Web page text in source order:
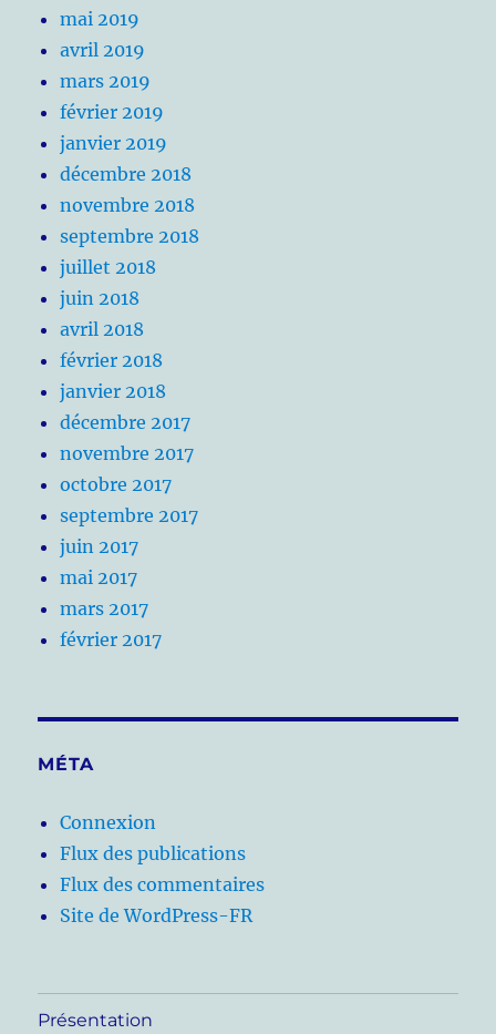
mai 2019
avril 2019
mars 2019
février 2019
janvier 2019
décembre 2018
novembre 2018
septembre 2018
juillet 2018
juin 2018
avril 2018
février 2018
janvier 2018
décembre 2017
novembre 2017
octobre 2017
septembre 2017
juin 2017
mai 2017
mars 2017
février 2017
MÉTA
Connexion
Flux des publications
Flux des commentaires
Site de WordPress-FR
Présentation